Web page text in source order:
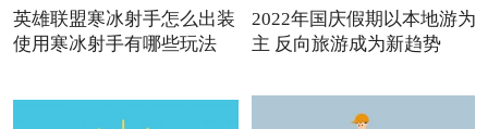
英雄联盟寒冰射手怎么出装
使用寒冰射手有哪些玩法
2022年国庆假期以本地游为
主 反向旅游成为新趋势